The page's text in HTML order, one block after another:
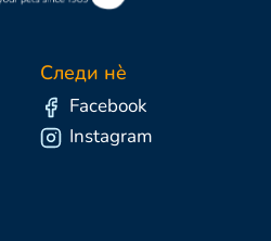
Следи нè
Facebook
Instagram